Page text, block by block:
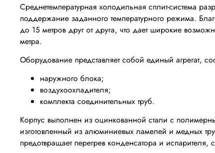
Среднетемпературная холодильная сплит-система
поддержание заданного температурного режима.
до 15 метров друг от друга, что дает широкие
метра.
Оборудование представляет собой единый агрегат,
наружного блока;
воздухоохладителя;
комплекта соединительных труб.
Корпус выполнен из оцинкованной стали с
изготовленный из алюминиевых ламелей и медных
предотвращает перегрев конденсатора и